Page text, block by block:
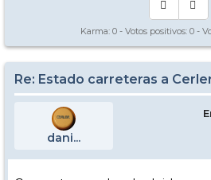
Karma: 0 - Votos positivos: 0 -
Re: Estado carreteras a
dani...